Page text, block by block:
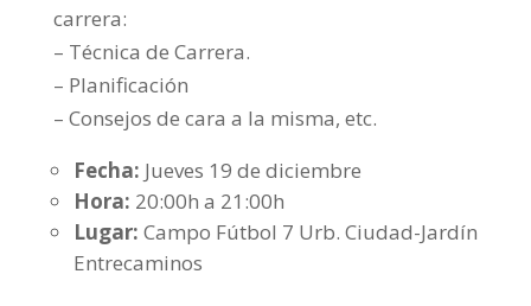
carrera:
– Técnica de Carrera.
– Planificación
– Consejos de cara a la misma, etc.
Fecha: Jueves 19 de diciembre
Hora: 20:00h a 21:00h
Lugar: Campo Fútbol 7 Urb. Ciudad-Jardín
Entrecaminos